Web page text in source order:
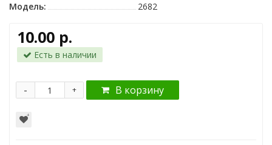
Модель:
2682
10.00 р.
Есть в наличии
+
- В корзину